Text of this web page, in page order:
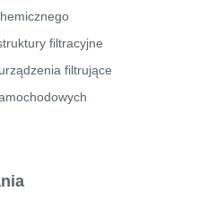
filtracyjne
filtrujące